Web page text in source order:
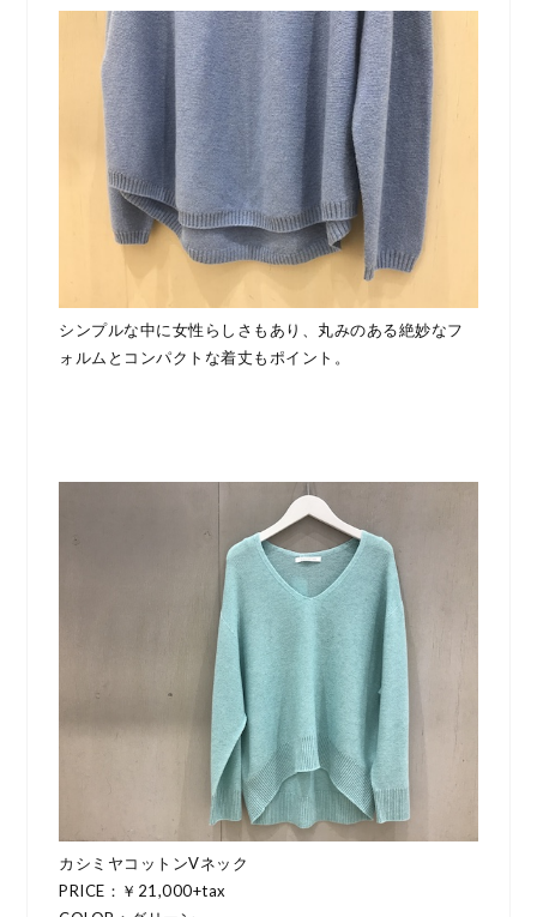
シンプルな中に女性らしさもあり、丸みのある絶妙なフ
ォルムとコンパクトな着丈もポイント。
カシミヤコットンVネック
PRICE：￥21,000+tax